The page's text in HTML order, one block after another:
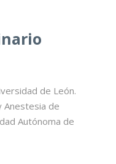
de León.
Anestesia de
Autónoma de